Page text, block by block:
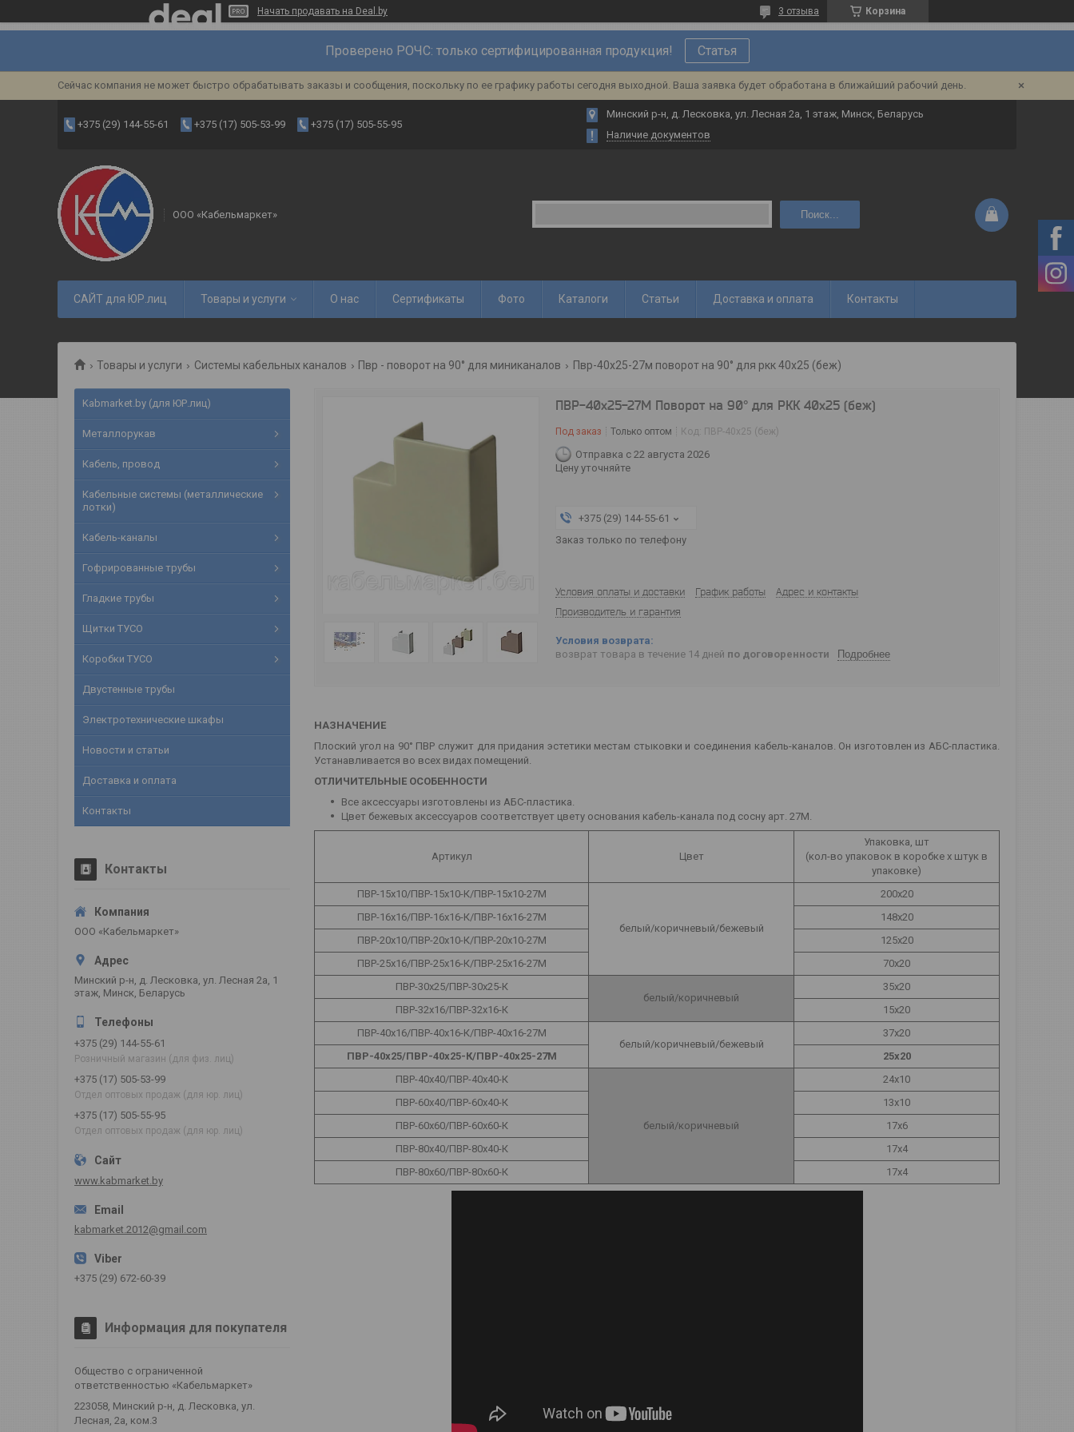
Начать продавать на Deal.by Корзина
3 отзыва
Проверено РОЧС: только сертифицированная продукция! Статья
Сейчас компания не может быстро обрабатывать заказы и сообщения, поскольку по ее графику работы сегодня выходной. Ваша заявка будет обработана в ближайший рабочий день.
+375 (29) 144-55-61 +375 (17) 505-53-99 +375 (17) 505-55-95
Минский р-н, д. Лесковка, ул. Лесная 2а, 1 этаж, Минск, Беларусь
Наличие документов
ООО «Кабельмаркет» Поиск...
САЙТ для ЮР.лиц Товары и услуги О нас Сертификаты Фото Каталоги Статьи Доставка и оплата Контакты
Товары и услуги Системы кабельных каналов Пвр - поворот на 90° для миниканалов Пвр-40х25-27м поворот на 90° для ркк 40х25 (беж)
ПВР-40х25-27М Поворот на 90° для РКК 40х25 (беж)
Под заказ Только оптом Код: ПВР-40х25 (беж)
Отправка с 22 августа 2026
Цену уточняйте
+375 (29) 144-55-61
Заказ только по телефону
Условия оплаты и доставки График работы
Адрес и контакты
Производитель и гарантия
возврат товара в течение 14 дней по договоренности Подробнее
НАЗНАЧЕНИЕ
Плоский угол на 90° ПВР служит для придания эстетики местам стыковки и соединения кабель-каналов. Он изготовлен из АБС-пластика.
Устанавливается во всех видах помещений.
ОТЛИЧИТЕЛЬНЫЕ ОСОБЕННОСТИ
Все аксессуары изготовлены из АБС-пластика.
Цвет бежевых аксессуаров соответствует цвету основания кабель-канала под сосну арт. 27М.
Артикул Цвет
Упаковка, шт
(кол-во упаковок в коробке х штук в
упаковке)
ПВР-15х10/ПВР-15х10-К/ПВР-15х10-27М
белый/коричневый/бежевый
200х20
ПВР-16х16/ПВР-16х16-К/ПВР-16х16-27М
148х20
ПВР-20х10/ПВР-20х10-К/ПВР-20х10-27М
125х20
ПВР-25х16/ПВР-25х16-К/ПВР-25х16-27М
70х20
ПВР-30х25/ПВР-30х25-К
белый/коричневый
35х20
ПВР-32х16/ПВР-32х16-К
15х20
ПВР-40х16/ПВР-40х16-К/ПВР-40х16-27М
белый/коричневый/бежевый
37х20
ПВР-40х25/ПВР-40х25-К/ПВР-40х25-27М
25х20
ПВР-40х40/ПВР-40х40-К
белый/коричневый
24х10
ПВР-60х40/ПВР-60х40-К
13х10
ПВР-60х60/ПВР-60х60-К
17х6
ПВР-80х40/ПВР-80х40-К
17х4
ПВР-80х60/ПВР-80х60-К
17х4
Kabmarket.by (для ЮР.лиц)
Металлорукав
Кабель, провод
Кабельные системы (металлические
лотки)
Кабель-каналы
Гофрированные трубы
Гладкие трубы
Щитки ТУСО
Коробки ТУСО
Двустенные трубы
Электротехнические шкафы
Новости и статьи
Доставка и оплата
Контакты
Контакты
ООО «Кабельмаркет»
Минский р-н, д. Лесковка, ул. Лесная 2а, 1
этаж, Минск, Беларусь
+375 (29) 144-55-61
Розничный магазин (для физ. лиц)
+375 (17) 505-53-99
Отдел оптовых продаж (для юр. лиц)
+375 (17) 505-55-95
Отдел оптовых продаж (для юр. лиц)
www.kabmarket.by
kabmarket.2012@gmail.com
+375 (29) 672-60-39
Информация для покупателя
Общество с ограниченной
ответственностью «Кабельмаркет»
223058, Минский р-н, д. Лесковка, ул.
Лесная, 2а, ком.3